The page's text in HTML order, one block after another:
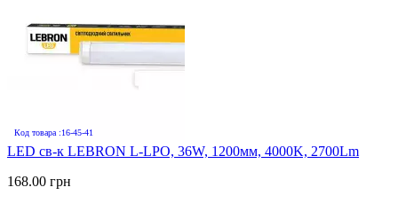
Код товара :16-45-41
LED св-к LEBRON L-LPO, 36W, 1200мм, 4000K, 2700Lm
168.00 грн